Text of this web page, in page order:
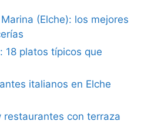
(Elche): los mejores
18 platos típicos que
italianos en Elche
restaurantes con terraza